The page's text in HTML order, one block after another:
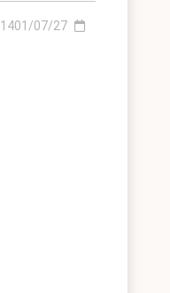
1401/07/27